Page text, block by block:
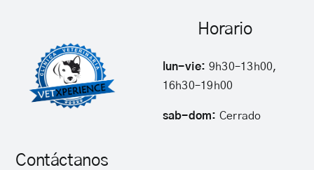
Horario
lun-vie: 9h30–13h00,
16h30–19h00
sab-dom: Cerrado
Contáctanos